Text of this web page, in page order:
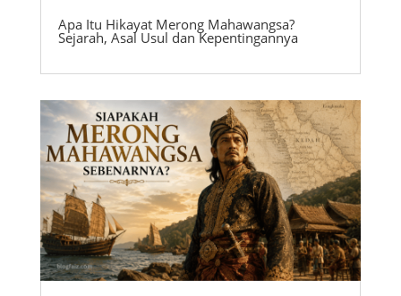
Apa Itu Hikayat Merong Mahawangsa?
Sejarah, Asal Usul dan Kepentingannya